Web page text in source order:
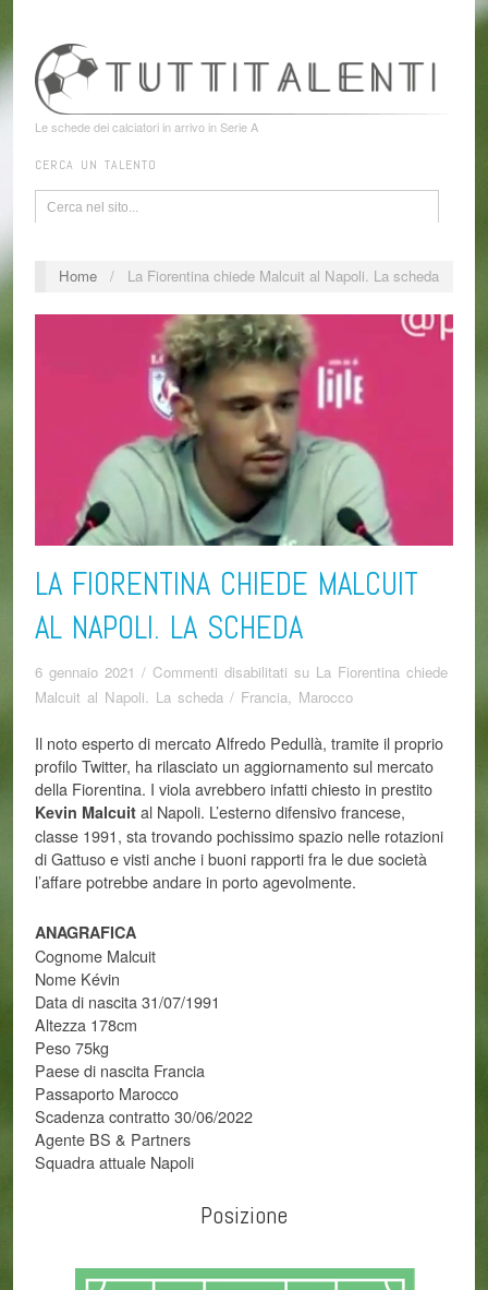
Le schede dei calciatori in arrivo in Serie A
CERCA UN TALENTO
Home / La Fiorentina chiede Malcuit al Napoli. La scheda
LA FIORENTINA CHIEDE MALCUIT
AL NAPOLI. LA SCHEDA
6 gennaio 2021 / Commenti disabilitati su La Fiorentina chiede
Malcuit al Napoli. La scheda / Francia Marocco
Il noto esperto di mercato Alfredo Pedullà, tramite il proprio
profilo Twitter, ha rilasciato un aggiornamento sul mercato
della Fiorentina. I viola avrebbero infatti chiesto in prestito
Kevin Malcuit al Napoli. L’esterno difensivo francese,
classe 1991, sta trovando pochissimo spazio nelle rotazioni
di Gattuso e visti anche i buoni rapporti fra le due società
l’affare potrebbe andare in porto agevolmente.
ANAGRAFICA
Cognome Malcuit
Nome Kévin
Data di nascita 31/07/1991
Altezza 178cm
Peso 75kg
Paese di nascita Francia
Passaporto Marocco
Scadenza contratto 30/06/2022
Agente BS & Partners
Squadra attuale Napoli
Posizione